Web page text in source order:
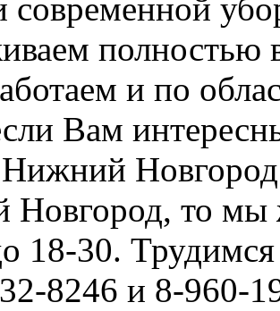
полностью
и по
Вам
то мы
18-30.
8246 и 8-960-